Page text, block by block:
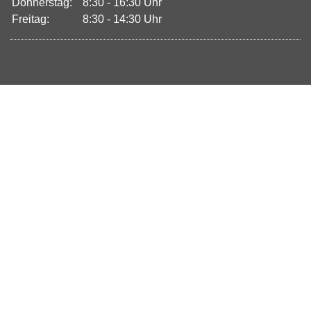
Donnerstag:
8:30 - 16:30 Uhr
Freitag:
8:30 - 14:30 Uhr